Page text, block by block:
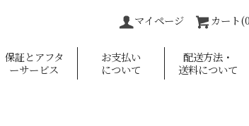
マイページ カート
保証とアフタ
ーサービス
お支払い
について
配送方法・
送料について